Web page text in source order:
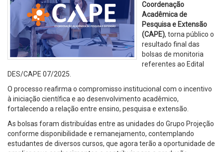
Coordenação
Acadêmica de
Pesquisa e Extensão
(CAPE), torna público o
resultado final das
bolsas de monitoria
referentes ao Edital
DES/CAPE 07/2025.
O processo reafirma o compromisso institucional com o incentivo
à iniciação científica e ao desenvolvimento acadêmico,
fortalecendo a relação entre ensino, pesquisa e extensão.
As bolsas foram distribuídas entre as unidades do Grupo Projeção
conforme disponibilidade e remanejamento, contemplando
estudantes de diversos cursos, que agora terão a oportunidade de